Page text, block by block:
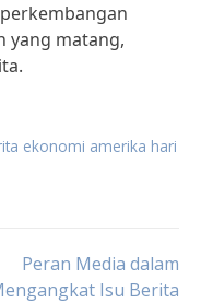
yang matang,
ekonomi amerika hari
Peran Media dalam
Isu Berita